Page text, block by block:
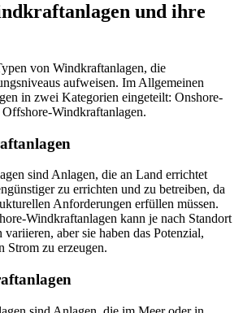
und ihre
von Windkraftanlagen, die
aufweisen. Im Allgemeinen
in zwei Kategorien eingeteilt: Onshore-
Windkraftanlagen.
sind Anlagen, die an Land errichtet
zu errichten und zu betreiben, da
Anforderungen erfüllen müssen.
Windkraftanlagen kann je nach Standort
aber sie haben das Potenzial,
Strom zu erzeugen.